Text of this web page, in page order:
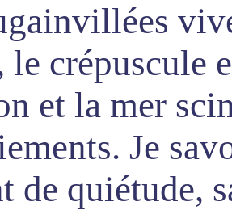
crépuscule
et la mer
Je
de quiétude,